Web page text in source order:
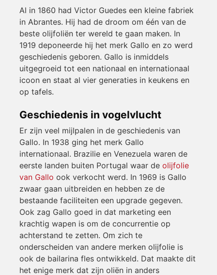
Al in 1860 had Victor Guedes een kleine fabriek
in Abrantes. Hij had de droom om één van de
beste olijfoliën ter wereld te gaan maken. In
1919 deponeerde hij het merk Gallo en zo werd
geschiedenis geboren. Gallo is inmiddels
uitgegroeid tot een nationaal en internationaal
icoon en staat al vier generaties in keukens en
op tafels.
Geschiedenis in vogelvlucht
Er zijn veel mijlpalen in de geschiedenis van
Gallo. In 1938 ging het merk Gallo
internationaal. Brazilie en Venezuela waren de
eerste landen buiten Portugal waar de olijfolie
van Gallo ook verkocht werd. In 1969 is Gallo
zwaar gaan uitbreiden en hebben ze de
bestaande faciliteiten een upgrade gegeven.
Ook zag Gallo goed in dat marketing een
krachtig wapen is om de concurrentie op
achterstand te zetten. Om zich te
onderscheiden van andere merken olijfolie is
ook de bailarina fles ontwikkeld. Dat maakte dit
het enige merk dat zijn oliën in anders